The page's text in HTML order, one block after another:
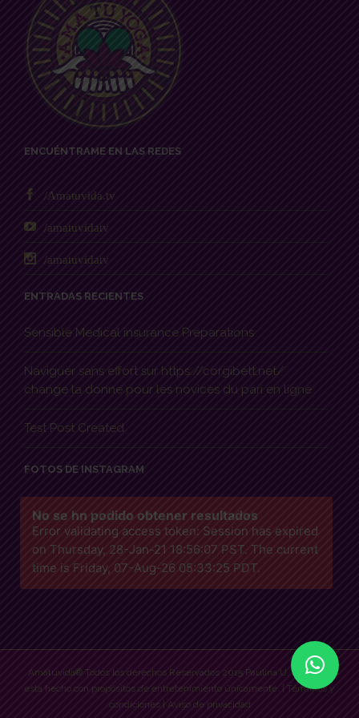
ENCUÉNTRAME EN LAS REDES
/Amatuvida.tv
/amatuvidatv
/amatuvidatv
ENTRADAS RECIENTES
Sensible Medical insurance Preparations
Naviguer sans effort sur https://corgibett.net/
change la donne pour les novices du pari en ligne
Test Post Created
FOTOS DE INSTAGRAM
No se hn podido obtener resultados
Error validating access token: Session has expired
on Thursday, 28-Jan-21 18:56:07 PST. The current
time is Friday, 07-Aug-26 05:33:25 PDT.
Amatuvida® Todos los derechos Reservados 2015 Paulina U. Este sitio
esta hecho con propósitos de entretenimiento únicamente. | Términos y
condiciones| Aviso de privacidad